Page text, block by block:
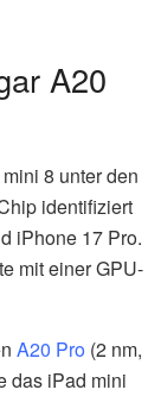
A20
8 unter den
identifiziert
iPhone 17 Pro.
mit einer GPU-
A20 Pro (2 nm,
das iPad mini